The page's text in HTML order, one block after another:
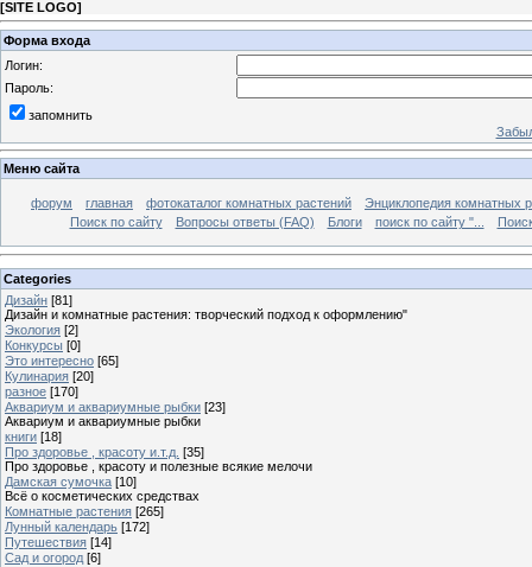
[SITE LOGO]
Форма входа
Логин:
Пароль:
запомнить
Меню сайта
форум главная фотокаталог комнатных растений
Энциклопедия комнатных
Поиск по сайту
Вопросы ответы (FAQ) Блоги поиск по сайту "...
Categories
Дизайн [81]
Дизайн и комнатные растения: творческий подход к оформлению"
Экология [2]
Конкурсы [0]
Это интересно [65]
Кулинария [20]
разное [170]
Аквариум и аквариумные рыбки [23]
Аквариум и аквариумные рыбки
книги [18]
Про здоровье , красоту и.т.д. [35]
Про здоровье , красоту и полезные всякие мелочи
Дамская сумочка [10]
Всё о косметических средствах
Комнатные растения [265]
Лунный календарь [172]
Путешествия [14]
Сад и огород [6]